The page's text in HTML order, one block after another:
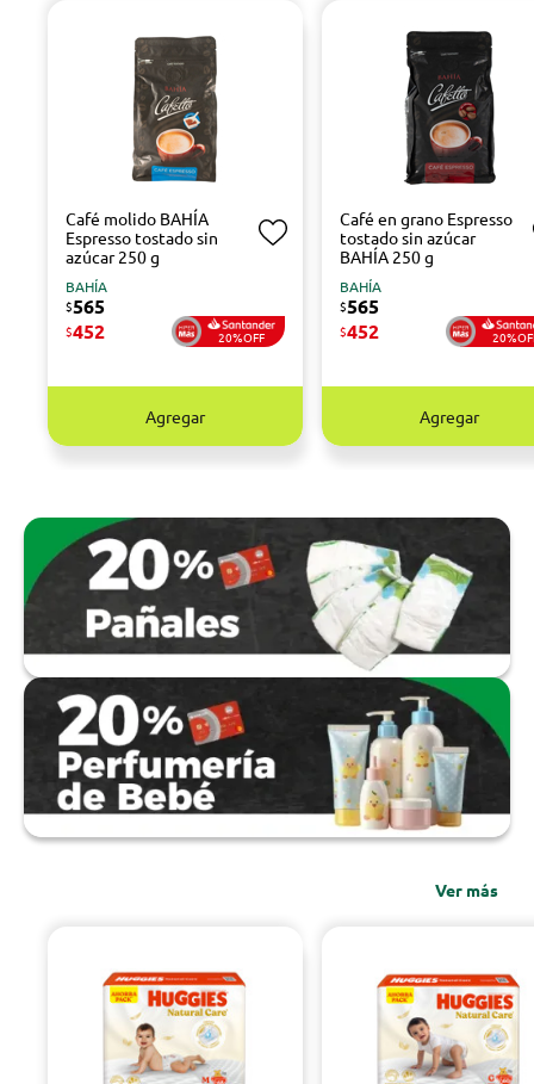
Café molido BAHÍA
Espresso tostado sin
azúcar 250 g
BAHÍA
$565
$452 20%OFF
Agregar
Café en grano Espresso
tostado sin azúcar
BAHÍA 250 g
BAHÍA
$565
$452
Agregar
Ver más